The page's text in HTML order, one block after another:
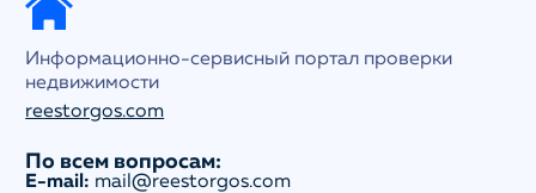
Информационно-сервисный портал проверки
недвижимости
reestorgos.com
По всем вопросам:
E-mail: mail@reestorgos.com